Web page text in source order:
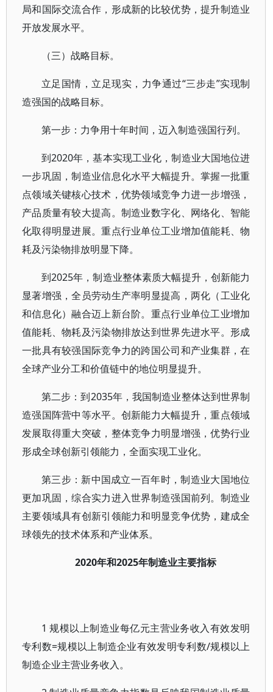
局和国际交流合作，形成新的比较优势，提升制造业
开放发展水平。
（三）战略目标。
立足国情，立足现实，力争通过“三步走”实现制
造强国的战略目标。
第一步：力争用十年时间，迈入制造强国行列。
到2020年，基本实现工业化，制造业大国地位进
一步巩固，制造业信息化水平大幅提升。掌握一批重
点领域关键核心技术，优势领域竞争力进一步增强，
产品质量有较大提高。制造业数字化、网络化、智能
化取得明显进展。重点行业单位工业增加值能耗、物
耗及污染物排放明显下降。
到2025年，制造业整体素质大幅提升，创新能力
显著增强，全员劳动生产率明显提高，两化（工业化
和信息化）融合迈上新台阶。重点行业单位工业增加
值能耗、物耗及污染物排放达到世界先进水平。形成
一批具有较强国际竞争力的跨国公司和产业集群，在
全球产业分工和价值链中的地位明显提升。
第二步：到2035年，我国制造业整体达到世界制
造强国阵营中等水平。创新能力大幅提升，重点领域
发展取得重大突破，整体竞争力明显增强，优势行业
形成全球创新引领能力，全面实现工业化。
第三步：新中国成立一百年时，制造业大国地位
更加巩固，综合实力进入世界制造强国前列。制造业
主要领域具有创新引领能力和明显竞争优势，建成全
球领先的技术体系和产业体系。
2020年和2025年制造业主要指标
1 规模以上制造业每亿元主营业务收入有效发明
专利数=规模以上制造企业有效发明专利数/规模以上
制造企业主营业务收入。